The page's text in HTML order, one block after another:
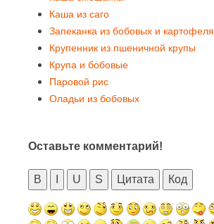
Каша из саго
Запеканка из бобовых и картофеля
Крупенник из пшеничной крупы
Крупа и бобовые
Паровой рис
Оладьи из бобовых
Оставьте комментарий!
B U S Цитата Код